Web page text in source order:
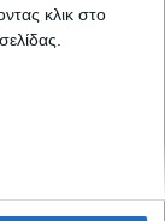
κλικ στο